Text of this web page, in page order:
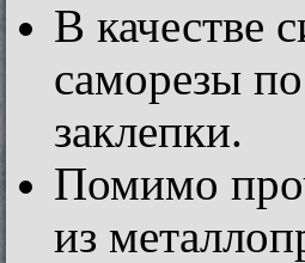
В качестве
саморезы
заклепки.
Помимо
из